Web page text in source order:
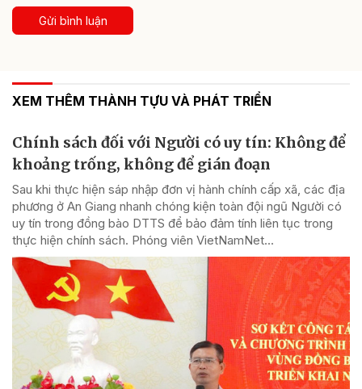
Gửi bình luận
XEM THÊM THÀNH TỰU VÀ PHÁT TRIỂN
Chính sách đối với Người có uy tín: Không để
khoảng trống, không để gián đoạn
Sau khi thực hiện sáp nhập đơn vị hành chính cấp xã, các địa
phương ở An Giang nhanh chóng kiện toàn đội ngũ Người có
uy tín trong đồng bào DTTS để bảo đảm tính liên tục trong
thực hiện chính sách. Phóng viên VietNamNet...